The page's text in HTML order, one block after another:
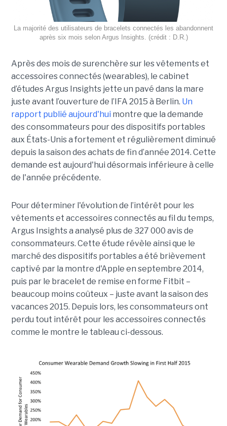
La majorité des utilisateurs de bracelets connectés les abandonnent
après six mois selon Argus Insights. (crédit : D.R.)
Après des mois de surenchère sur les vêtements et
accessoires connectés (wearables), le cabinet
d’études Argus Insights jette un pavé dans la mare
juste avant l’ouverture de l’IFA 2015 à Berlin. Un
rapport publié aujourd'hui montre que la demande
des consommateurs pour des dispositifs portables
aux États-Unis a fortement et régulièrement diminué
depuis la saison des achats de fin d’année 2014. Cette
demande est aujourd'hui désormais inférieure à celle
de l'année précédente.
Pour déterminer l'évolution de l’intérêt pour les
vêtements et accessoires connectés au fil du temps,
Argus Insights a analysé plus de 327 000 avis de
consommateurs. Cette étude révèle ainsi que le
marché des dispositifs portables a été brièvement
captivé par la montre d'Apple en septembre 2014,
puis par le bracelet de remise en forme Fitbit –
beaucoup moins coûteux – juste avant la saison des
vacances 2015. Depuis lors, les consommateurs ont
perdu tout intérêt pour les accessoires connectés
comme le montre le tableau ci-dessous.